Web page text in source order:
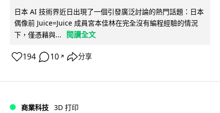
日本 AI 技術界近日出現了一個引發廣泛討論的熱門話題：日本
偶像前 Juice=Juice 成員宮本佳林在完全沒有編程經驗的情況
下，僅憑藉與...
閱讀全文
194 10 ↗ 分享
商業科技 3D 打印